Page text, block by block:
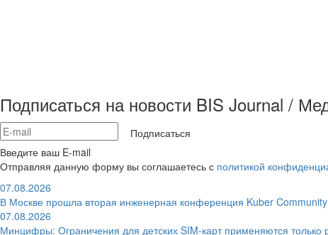
Подписаться на новости BIS Journal /
Подписаться
Введите ваш E-mail
Отправляя данную форму вы соглашаетесь с политикой
07.08.2026
В Москве прошла вторая инженерная конференция Kuber
07.08.2026
Минцифры: Ограничения для детских SIM-карт применяются только